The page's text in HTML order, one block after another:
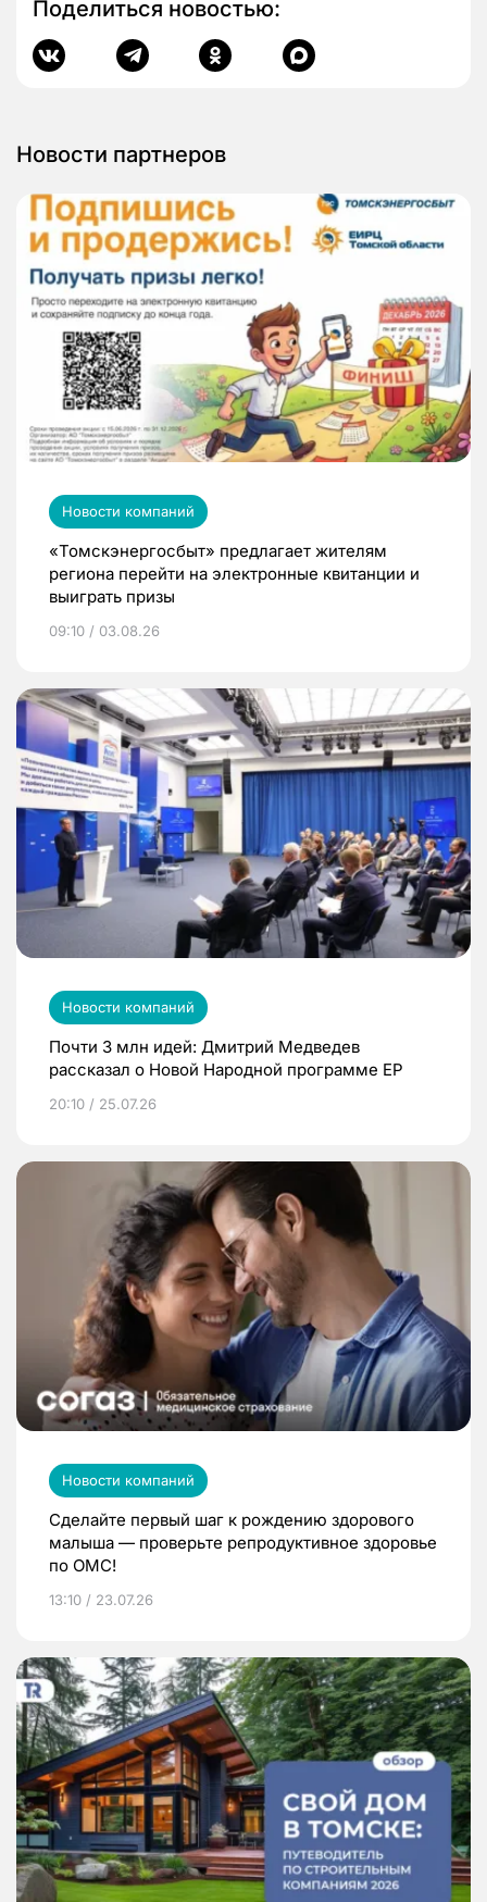
Поделиться новостью:
Новости партнеров
Новости компаний
«Томскэнергосбыт» предлагает жителям
региона перейти на электронные квитанции и
выиграть призы
09:10 / 03.08.26
Новости компаний
Почти 3 млн идей: Дмитрий Медведев
рассказал о Новой Народной программе ЕР
20:10 / 25.07.26
Новости компаний
Сделайте первый шаг к рождению здорового
малыша — проверьте репродуктивное здоровье
по ОМС!
13:10 / 23.07.26